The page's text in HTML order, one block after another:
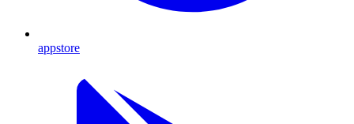
appstore